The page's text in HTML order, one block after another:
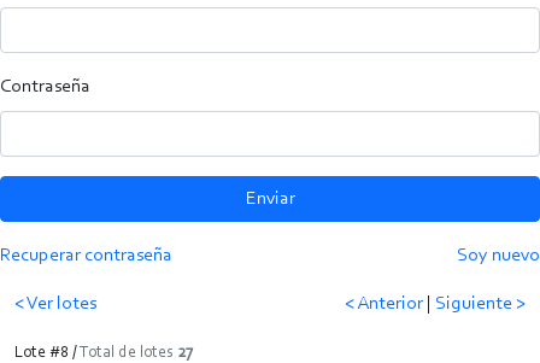
Contraseña
Enviar
Recuperar contraseña Soy nuevo
< Ver lotes < Anterior Siguiente >
Lote #8 /Total de lotes 27